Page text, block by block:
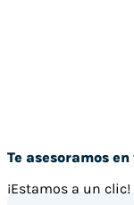
Te asesoramos
¡Estamos a un clic!